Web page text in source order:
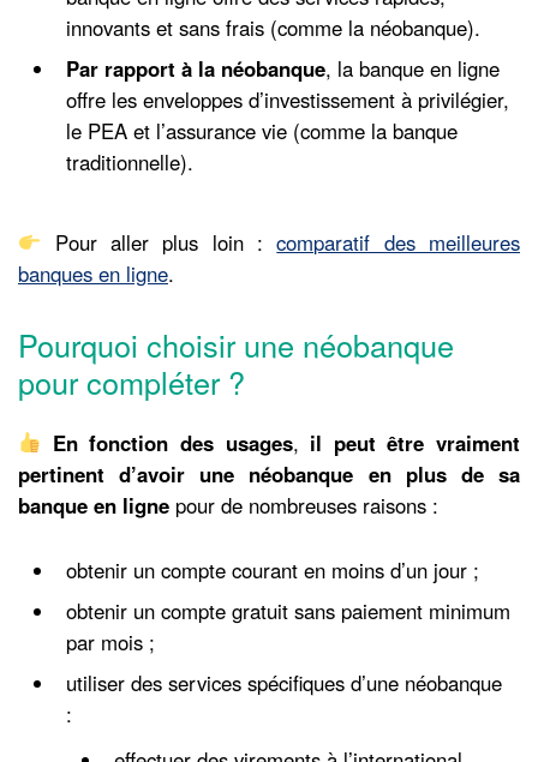
innovants et sans frais (comme la néobanque).
Par rapport à la néobanque, la banque en ligne
offre les enveloppes d’investissement à privilégier,
le PEA et l’assurance vie (comme la banque
traditionnelle).
Pour aller plus loin :comparatif des meilleures
banques en ligne.
Pourquoi choisir une néobanque
pour compléter ?
En fonction des usages, il peut être vraiment
pertinent d’avoir une néobanque en plus de sa
banque en ligne pour de nombreuses raisons :
obtenir un compte courant en moins d’un jour ;
obtenir un compte gratuit sans paiement minimum
par mois ;
utiliser des services spécifiques d’une néobanque
: